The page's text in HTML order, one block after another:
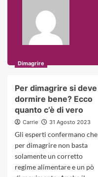
Dimagrire
Per dimagrire si deve
dormire bene? Ecco
quanto c’è di vero
Carrie 31 Agosto 2023
Gli esperti confermano che
per dimagrire non basta
solamente un corretto
regime alimentare e un pò